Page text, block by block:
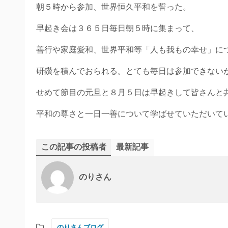
朝５時から参加、世界恒久平和を誓った。
早起き会は３６５日毎日朝５時に集まって、
善行や家庭愛和、世界平和等「人も我もの幸せ」に
研鑽を積んでおられる。とても毎日は参加できない
せめて節目の元旦と８月５日は早起きして皆さんと
平和の尊さと一日一善について学ばせていただいて
この記事の投稿者 最新記事
のりさん